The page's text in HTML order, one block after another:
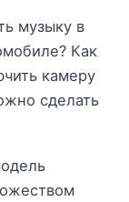
музыку в
Как
камеру
сделать